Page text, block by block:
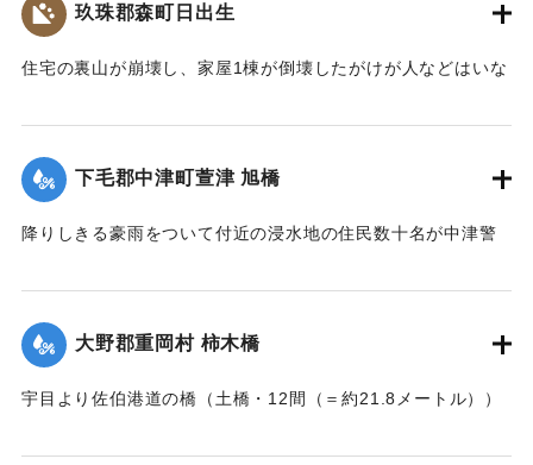
｜固有コード: 002680206
玖珠郡森町日出生
住宅の裏山が崩壊し、家屋1棟が倒壊したがけが人などはいな
｜固有コード: 002680198
下毛郡中津町萱津 旭橋
降りしきる豪雨をついて付近の浸水地の住民数十名が中津警
水は明治26年の水害に比べても割合が大きく、浸水家屋が
200戸に及んでいるのは要するに排水地である橋の上に不自然
な住宅を建築する許可を当局が出したためとして、その不当
と13日以来、住民の間で協議が進められてきたが、費用など
大野郡重岡村 柿木橋
宇目より佐伯港道の橋（土橋・12間（＝約21.8メートル））